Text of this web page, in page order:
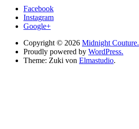
Facebook
Instagram
Google+
Copyright © 2026 Midnight Couture.
Proudly powered by WordPress.
Theme: Zuki von Elmastudio.